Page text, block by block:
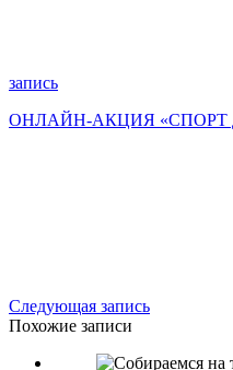
запись
ОНЛАЙН-АКЦИЯ
Следующая запись
Похожие записи